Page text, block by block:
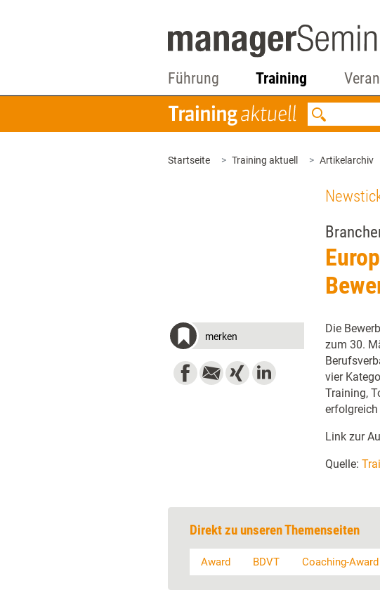
Führung Training
Startseite Training aktuell Artikelarchiv
merken
Die
zum 30.
vier
Training,
Link zur
Quelle:
Direkt zu unseren Themenseiten
Award BDVT Coaching-Award